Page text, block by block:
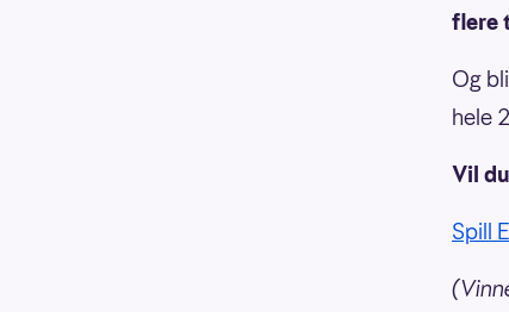
flere
Og
hele
Vil
Spill